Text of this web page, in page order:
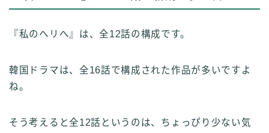
『私のヘリへ』は、全12話の構成です。
韓国ドラマは、全16話で構成された作品が多いですよ
ね。
そう考えると全12話というのは、ちょっぴり少ない気